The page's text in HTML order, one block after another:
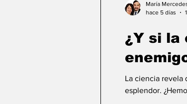
¿Y si la
La ciencia revela
esplendor.
María
hace 5 días